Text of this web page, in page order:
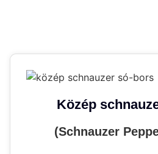
Közép
(Schnauzer